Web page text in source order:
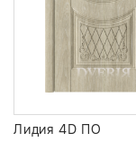
Лидия 4D ПО